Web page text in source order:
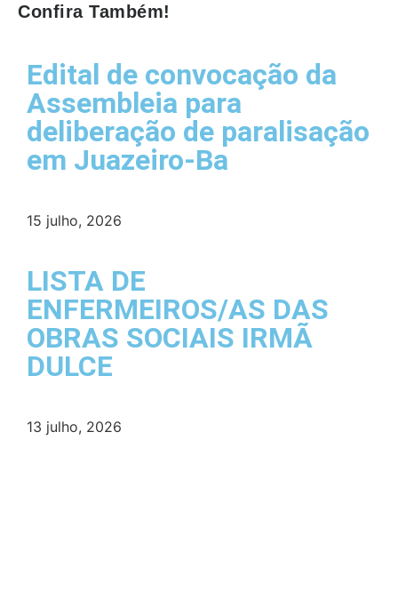
Confira Também!
Edital de convocação da
Assembleia para
deliberação de paralisação
em Juazeiro-Ba
15 julho, 2026
LISTA DE
ENFERMEIROS/AS DAS
OBRAS SOCIAIS IRMÃ
DULCE
13 julho, 2026